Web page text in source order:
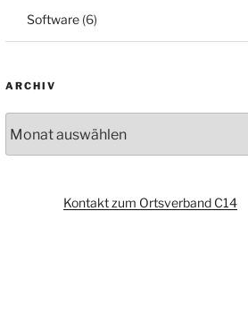
Software(6)
ARCHIV
Kontakt zum Ortsverband C14